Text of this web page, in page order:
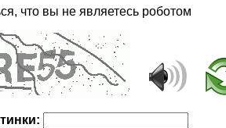
что вы не являетесь роботом